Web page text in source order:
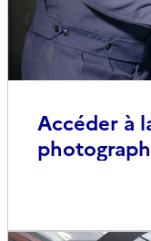
Accéder à